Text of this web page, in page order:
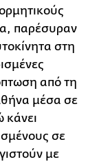
παρέσυραν
στη
από τη
μέσα σε
κάνει
σε
με